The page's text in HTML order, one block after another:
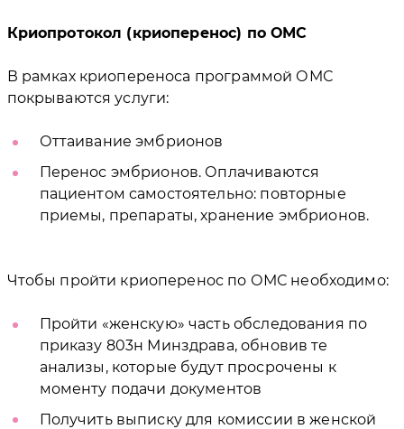
Криопротокол (криоперенос) по ОМС
В рамках криопереноса программой ОМС
покрываются услуги:
Оттаивание эмбрионов
Перенос эмбрионов. Оплачиваются
пациентом самостоятельно: повторные
приемы, препараты, хранение эмбрионов.
Чтобы пройти криоперенос по ОМС необходимо:
Пройти «женскую» часть обследования по
приказу 803н Минздрава, обновив те
анализы, которые будут просрочены к
моменту подачи документов
Получить выписку для комиссии в женской